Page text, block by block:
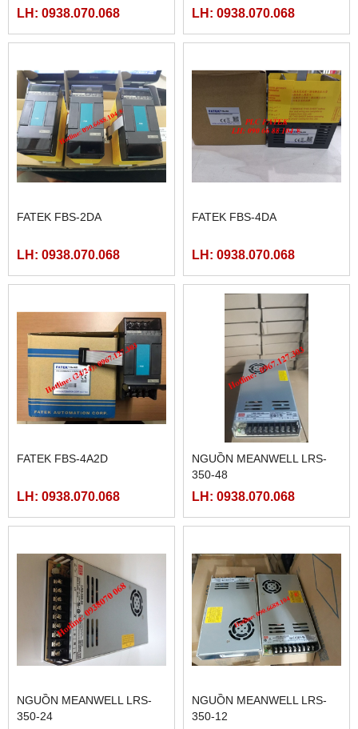
LH: 0938.070.068 LH: 0938.070.068
FATEK FBS-2DA
LH: 0938.070.068
FATEK FBS-4DA
LH: 0938.070.068
FATEK FBS-4A2D
LH: 0938.070.068
NGUỒN MEANWELL LRS-
350-48
LH: 0938.070.068
NGUỒN MEANWELL LRS-
350-24
NGUỒN MEANWELL LRS-
350-12